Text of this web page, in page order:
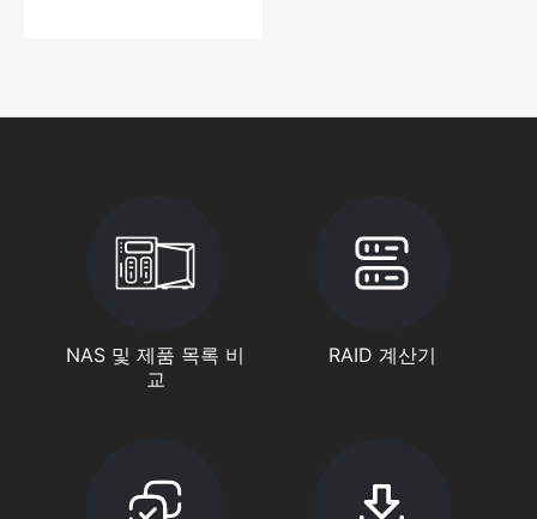
NAS 및 제품 목록 비
교
RAID 계산기